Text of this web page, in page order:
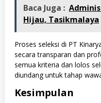
Baca Juga :
Hijau, Tasikmalaya
Proses seleksi di PT
secara transparan dan
semua kriteria dan lolos
diundang untuk tahap
Kesimpulan